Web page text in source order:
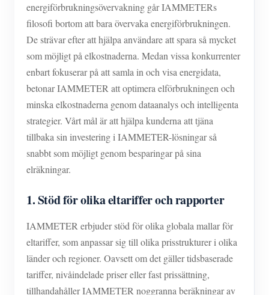
energiförbrukningsövervakning går IAMMETERs
filosofi bortom att bara övervaka energiförbrukningen.
De strävar efter att hjälpa användare att spara så mycket
som möjligt på elkostnaderna. Medan vissa konkurrenter
enbart fokuserar på att samla in och visa energidata,
betonar IAMMETER att optimera elförbrukningen och
minska elkostnaderna genom dataanalys och intelligenta
strategier. Vårt mål är att hjälpa kunderna att tjäna
tillbaka sin investering i IAMMETER-lösningar så
snabbt som möjligt genom besparingar på sina
elräkningar.
1. Stöd för olika eltariffer och rapporter
IAMMETER erbjuder stöd för olika globala mallar för
eltariffer, som anpassar sig till olika prisstrukturer i olika
länder och regioner. Oavsett om det gäller tidsbaserade
tariffer, nivåindelade priser eller fast prissättning,
tillhandahåller IAMMETER noggranna beräkningar av